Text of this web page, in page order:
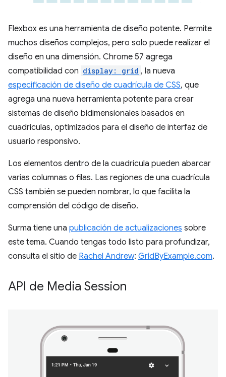
Flexbox es una herramienta de diseño potente. Permite
muchos diseños complejos, pero solo puede realizar el
diseño en una dimensión. Chrome 57 agrega
compatibilidad con display: grid , la nueva
especificación de diseño de cuadrícula de CSS, que
agrega una nueva herramienta potente para crear
sistemas de diseño bidimensionales basados en
cuadrículas, optimizados para el diseño de interfaz de
usuario responsivo.
Los elementos dentro de la cuadrícula pueden abarcar
varias columnas o filas. Las regiones de una cuadrícula
CSS también se pueden nombrar, lo que facilita la
comprensión del código de diseño.
Surma tiene una publicación de actualizaciones sobre
este tema. Cuando tengas todo listo para profundizar,
consulta el sitio de Rachel Andrew: GridByExample.com.
API de Media Session